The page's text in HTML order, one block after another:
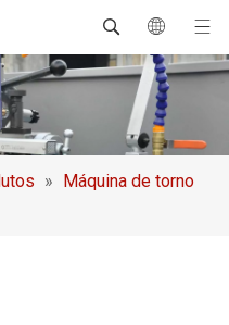
»
Máquina de torno